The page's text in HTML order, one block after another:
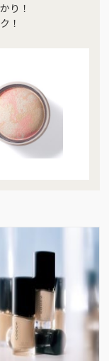
り！
！